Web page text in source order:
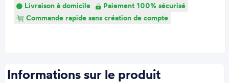
Livraison à domicile
Paiement 100% sécurisé
Commande rapide sans création de compte
Informations sur le produit